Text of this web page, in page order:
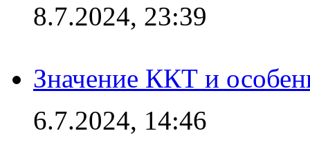
8.7.2024, 23:39
Значение ККТ и
6.7.2024, 14:46